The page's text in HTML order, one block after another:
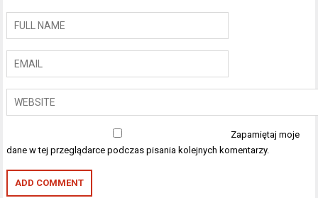
Zapamiętaj moje
dane w tej przeglądarce podczas pisania kolejnych komentarzy.